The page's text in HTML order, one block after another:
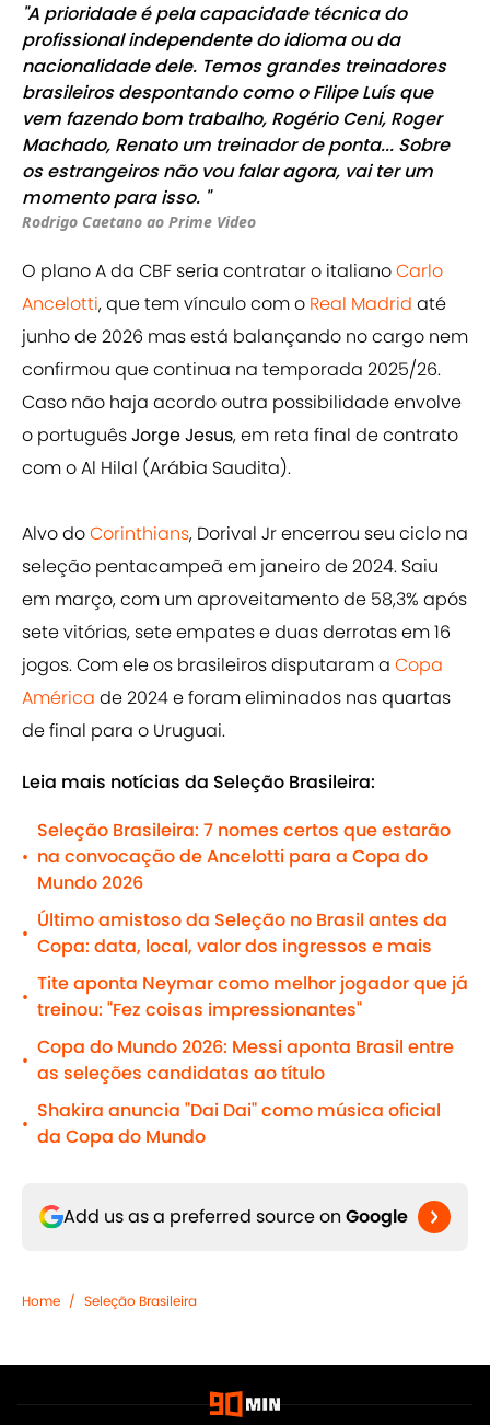
"A prioridade é pela capacidade técnica do
profissional independente do idioma ou da
nacionalidade dele. Temos grandes treinadores
brasileiros despontando como o Filipe Luís que
vem fazendo bom trabalho, Rogério Ceni, Roger
Machado, Renato um treinador de ponta... Sobre
os estrangeiros não vou falar agora, vai ter um
momento para isso. "
Rodrigo Caetano ao Prime Video
O plano A da CBF seria contratar o italianoCarlo
Ancelotti, que tem vínculo com o Real Madrid até
junho de 2026 mas está balançando no cargo nem
confirmou que continua na temporada 2025/26.
Caso não haja acordo outra possibilidade envolve
o portuguêsJorge Jesus, em reta final de contrato
com o Al Hilal (Arábia Saudita).
Alvo doCorinthians, Dorival Jr encerrou seu ciclo na
seleção pentacampeã em janeiro de 2024. Saiu
em março, com um aproveitamento de 58,3% após
sete vitórias, sete empates e duas derrotas em 16
jogos. Com ele os brasileiros disputaram a Copa
América de 2024 e foram eliminados nas quartas
de final para o Uruguai.
Leia mais notícias da Seleção Brasileira:
•
Seleção Brasileira: 7 nomes certos que estarão
na convocação de Ancelotti para a Copa do
Mundo 2026
•
Último amistoso da Seleção no Brasil antes da
Copa: data, local, valor dos ingressos e mais
•
Tite aponta Neymar como melhor jogador que já
treinou: "Fez coisas impressionantes"
•
Copa do Mundo 2026: Messi aponta Brasil entre
as seleções candidatas ao título
•
Shakira anuncia "Dai Dai" como música oficial
da Copa do Mundo
Add us as a preferred source on Google
Home / Seleção Brasileira